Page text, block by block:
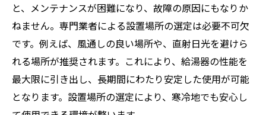
と、メンテナンスが困難になり、故障の原因にもなりか
ねません。専門業者による設置場所の選定は必要不可欠
です。例えば、風通しの良い場所や、直射日光を避けら
れる場所が推奨されます。これにより、給湯器の性能を
最大限に引き出し、長期間にわたり安定した使用が可能
となります。設置場所の選定により、寒冷地でも安心し